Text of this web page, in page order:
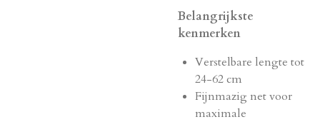
Belangrijkste
kenmerken
Verstelbare lengte tot
24-62 cm
Fijnmazig net voor
maximale